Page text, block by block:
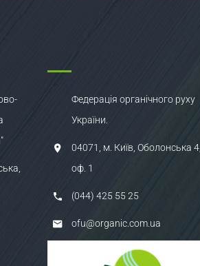
Федерація органічного руху
України.
04071, м. Київ, Оболонська 4,
оф. 1
(044) 425 55 25
ofu@organic.com.ua